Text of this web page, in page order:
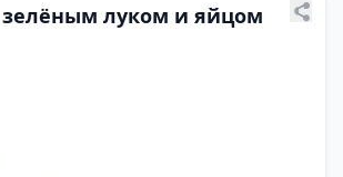
зелёным луком и яйцом